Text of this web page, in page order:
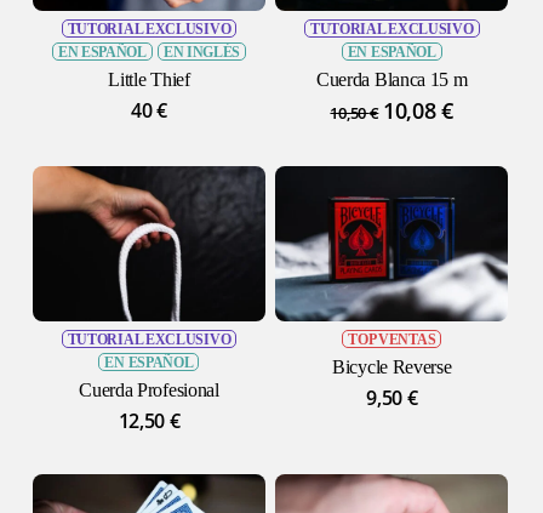
TUTORIAL EXCLUSIVO
EN ESPAÑOL
EN INGLÉS
Little Thief
40€
TUTORIAL EXCLUSIVO
EN ESPAÑOL
Cuerda Blanca 15 m
10,50€ El
original
10,50 €.
10,08€El
actual
10,08 €.
TUTORIAL EXCLUSIVO
EN ESPAÑOL
Cuerda Profesional
12,50€
TOP VENTAS
Bicycle Reverse
9,50€